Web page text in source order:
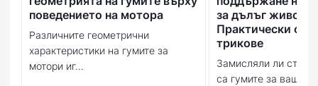
поведението на мотора
Различните геометрични
характеристики на гумите за
мотори иг...
за дълъг живот:
Практически
трикове
Замисляли ли сте
са гумите за вашия